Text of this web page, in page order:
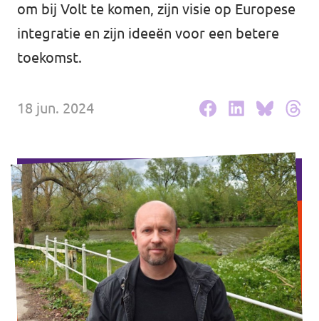
Word actief
Doneer
Werken bij Volt
Contact
Sprekersaanvraag
Volt There - Buitenlandstichting Volt
Charge - Wetenschappelijk Platform Volt
om bij Volt te komen, zijn visie op Europese
integratie en zijn ideeën voor een betere
toekomst.
18 jun. 2024